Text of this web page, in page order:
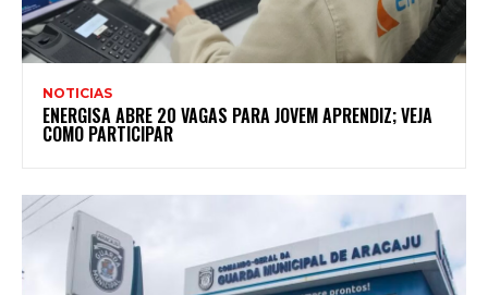
NOTICIAS
ENERGISA ABRE 20 VAGAS PARA JOVEM APRENDIZ; VEJA
COMO PARTICIPAR